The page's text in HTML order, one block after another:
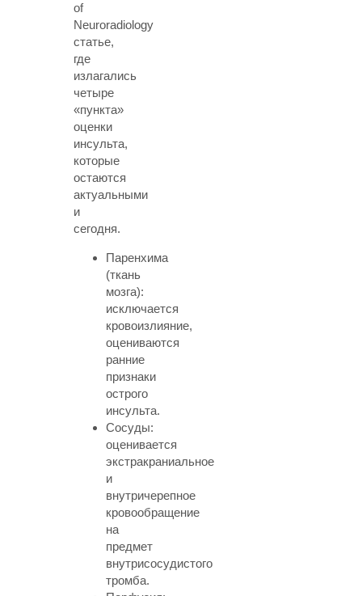
of
Neuroradiology
статье,
где
излагались
четыре
«пункта»
оценки
инсульта,
которые
остаются
актуальными
и
сегодня.
Паренхима
(ткань
мозга):
исключается
кровоизлияние,
оцениваются
ранние
признаки
острого
инсульта.
Сосуды:
оценивается
экстракраниальное
и
внутричерепное
кровообращение
на
предмет
внутрисосудистого
тромба.